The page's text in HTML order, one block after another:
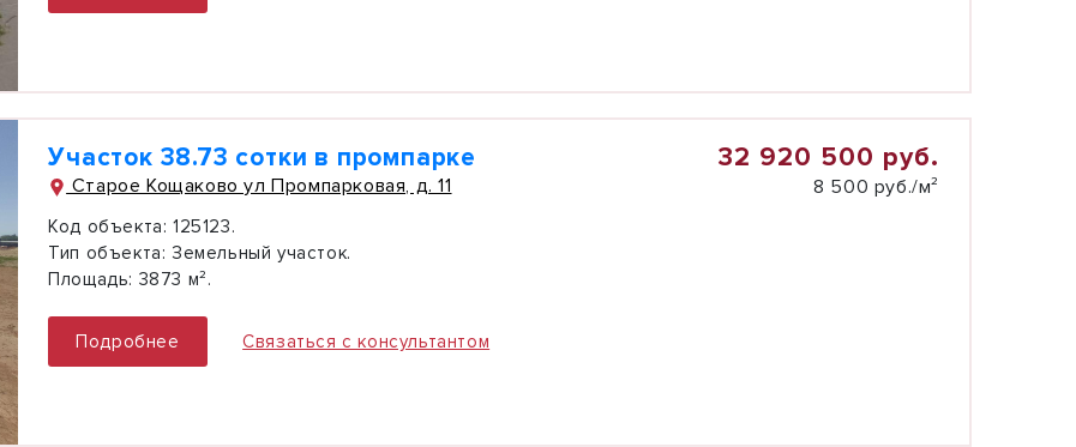
Участок 38.73 сотки в промпарке
Старое Кощаково ул Промпарковая, д. 11
32 920 500 руб.
8 500 руб./м²
Код объекта: 125123.
Тип объекта: Земельный участок.
Площадь: 3873 м².
Подробнее Связаться с консультантом